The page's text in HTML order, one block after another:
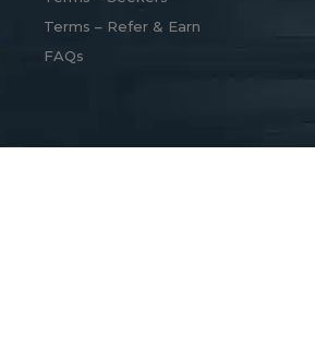
Terms – Refer & Earn
FAQs